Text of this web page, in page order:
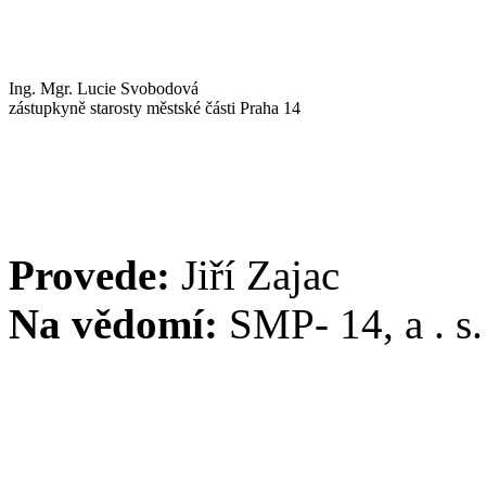
Ing. Mgr. Lucie Svobodová
zástupkyně starosty městské části Praha 14
Provede: Jiří Zajac
Na vědomí: SMP- 14, a . s.